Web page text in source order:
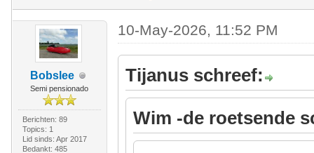
Bobslee
Semi pensionado
Berichten: 89
Topics: 1
Lid sinds: Apr 2017
Bedankt: 485
10-May-2026, 11:52 PM
Tijanus schreef:
Wim -de roetsende